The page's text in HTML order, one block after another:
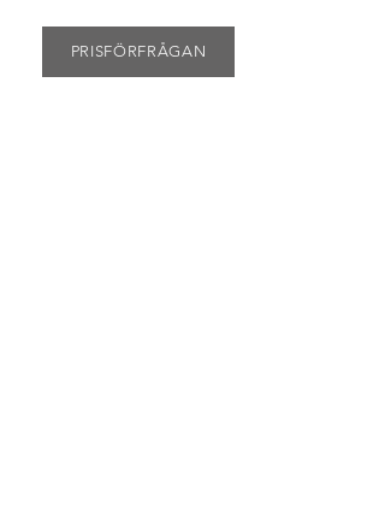
PRISFÖRFRÅGAN